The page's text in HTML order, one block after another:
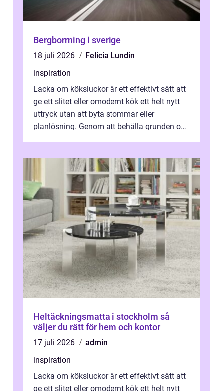
Bergborrning i sverige
18 juli 2026
Felicia Lundin
inspiration
Lacka om köksluckor är ett effektivt sätt att
ge ett slitet eller omodernt kök ett helt nytt
uttryck utan att byta stommar eller
planlösning. Genom att behålla grunden och
Heltäckningsmatta i stockholm så
väljer du rätt för hem och kontor
17 juli 2026
admin
inspiration
Lacka om köksluckor är ett effektivt sätt att
ge ett slitet eller omodernt kök ett helt nytt